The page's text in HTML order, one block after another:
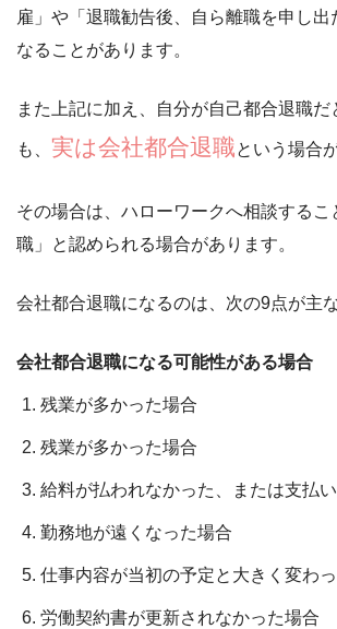
雇」や「退職勧告後、自ら離職を申し出
なるこ とがあります。
また上記に加え、自分が自己都合退職だ
も、 実は会社都合退職という場合
その場合は、 ハローワークへ相談するこ
職」と認められる場合があります。
会社都合退職になるのは、次の9点が主
会社都合退職になる可能性がある場合
残業が多かった場合
残業が多かった場合
給料が払われなかった、または支払
勤務地が遠くなった場合
仕事内容が当初の予定と大きく変わ
労働契約書が更新されなかった場合